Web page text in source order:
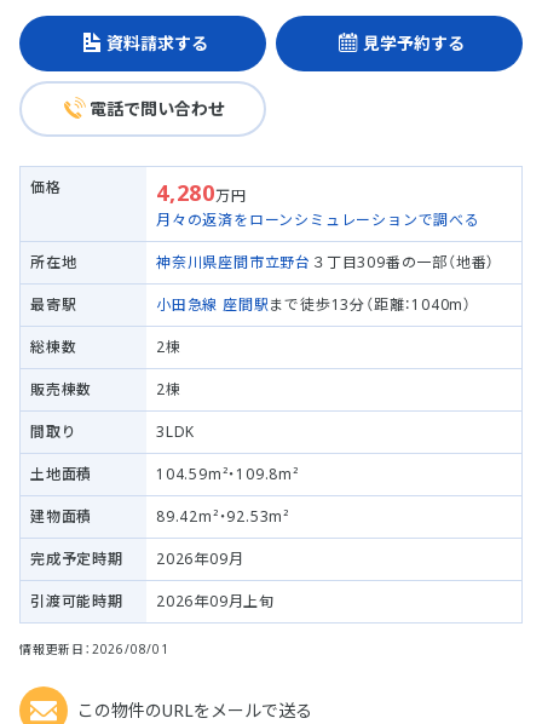
資料請求する 見学予約する
電話で問い合わせ
価格 4,280万円
月々の返済をローンシミュレーションで調べる
所在地 神奈川県座間市立野台 ３丁目309番の一部（地番）
最寄駅 小田急線 座間駅まで徒歩13分（距離：1040m）
総棟数 2棟
販売棟数 2棟
間取り 3LDK
土地面積 104.59m²・109.8m²
建物面積 89.42m²・92.53m²
完成予定時期 2026年09月
引渡可能時期 2026年09月上旬
情報更新日：2026/08/01
この物件のURLをメールで送る